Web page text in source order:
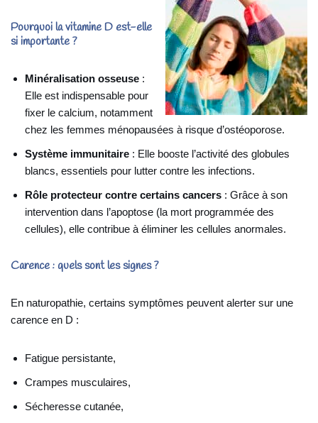
Pourquoi la vitamine D est-elle
si importante ?
Minéralisation osseuse :
Elle est indispensable pour
fixer le calcium, notamment
chez les femmes ménopausées à risque d’ostéoporose.
Système immunitaire : Elle booste l’activité des globules
blancs, essentiels pour lutter contre les infections.
Rôle protecteur contre certains cancers : Grâce à son
intervention dans l’apoptose (la mort programmée des
cellules), elle contribue à éliminer les cellules anormales.
Carence : quels sont les signes ?
En naturopathie, certains symptômes peuvent alerter sur une
carence en D :
Fatigue persistante,
Crampes musculaires,
Sécheresse cutanée,